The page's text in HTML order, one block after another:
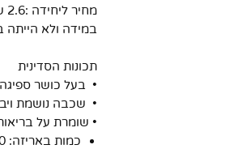
מחיר ליחידה :2.6 שח
במידה ולא הייתה
תכונות הסדינית
• בעל כושר
• שכבה נושמת
• שומרת על
כמות באריזה: 10